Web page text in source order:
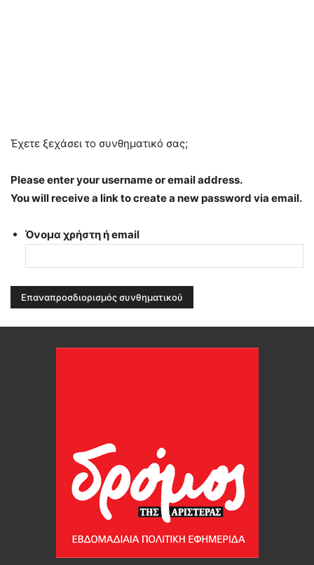
Έχετε ξεχάσει το συνθηματικό σας;
Please enter your username or email address.
You will receive a link to create a new password via email.
Όνομα χρήστη ή email